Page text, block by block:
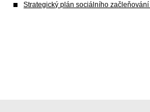
Strategický plán sociálního